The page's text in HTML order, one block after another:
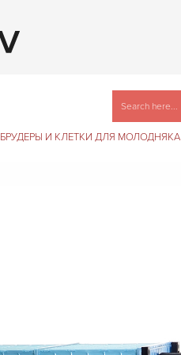
БРУДЕРЫ И КЛЕТКИ ДЛЯ МОЛОДНЯКА